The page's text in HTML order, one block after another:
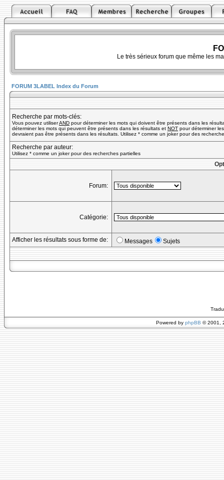
Le très sérieux forum que même les
FORUM 3LABEL Index du Forum
Recherche par mots-clés:
Vous pouvez utiliserAND pour déterminer les mots qui doivent être présents dans les
déterminer les mots qui peuvent être présents dans les résultats et NOT pour déterminer
devraient pas être présents dans les résultats. Utilisez * comme un joker pour des
Recherche par auteur:
Utilisez * comme un joker pour des recherches partielles
Forum:
Catégorie:
Afficher les résultats sous forme de: Messages Sujets
Powered by phpBB © 2001,